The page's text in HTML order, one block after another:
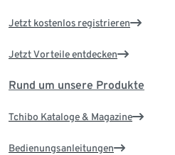
Jetzt kostenlos registrieren
Jetzt Vorteile entdecken
Rund um unsere Produkte
Tchibo Kataloge & Magazine
Bedienungsanleitungen